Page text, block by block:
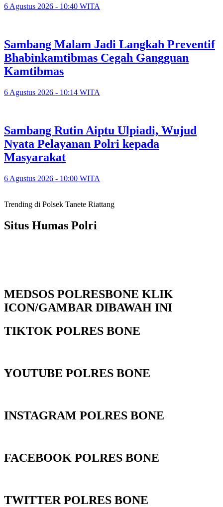
6 Agustus 2026 - 10:40 WITA
Sambang Malam Jadi Langkah Preventif
Bhabinkamtibmas Cegah Gangguan
Kamtibmas
6 Agustus 2026 - 10:14 WITA
Sambang Rutin Aiptu Ulpiadi, Wujud
Nyata Pelayanan Polri kepada
Masyarakat
6 Agustus 2026 - 10:00 WITA
Trending di Polsek Tanete Riattang
Situs Humas Polri
MEDSOS POLRESBONE KLIK
ICON/GAMBAR DIBAWAH INI
TIKTOK POLRES BONE
YOUTUBE POLRES BONE
INSTAGRAM POLRES BONE
FACEBOOK POLRES BONE
TWITTER POLRES BONE